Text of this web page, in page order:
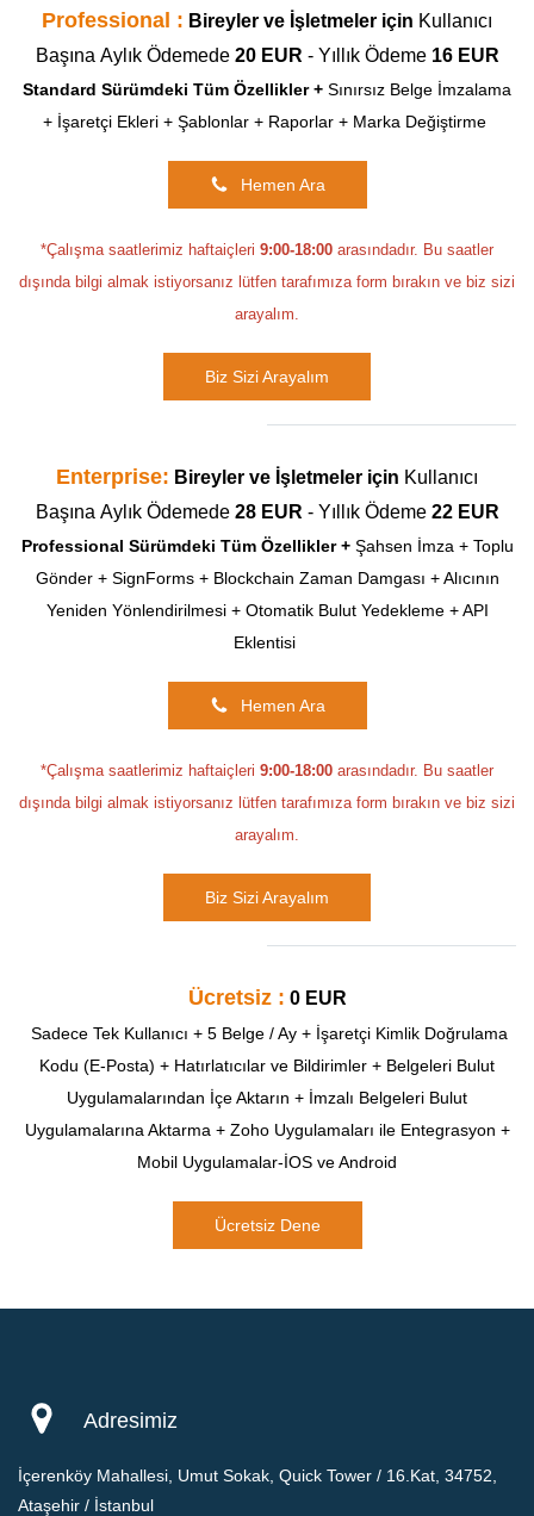
Professional : Bireyler ve İşletmeler için Kullanıcı
Başına Aylık Ödemede 20 EUR - Yıllık Ödeme 16 EUR
Standard Sürümdeki Tüm Özellikler+ Sınırsız Belge İmzalama
+ İşaretçi Ekleri + Şablonlar + Raporlar + Marka Değiştirme
Hemen Ara
*Çalışma saatlerimiz haftaiçleri 9:00-18:00 arasındadır. Bu saatler
dışında bilgi almak istiyorsanız lütfen tarafımıza form bırakın ve biz sizi
arayalım.
Biz Sizi Arayalım
Enterprise: Bireyler ve İşletmeler için Kullanıcı
Başına Aylık Ödemede 28 EUR - Yıllık Ödeme 22 EUR
Professional Sürümdeki Tüm Özellikler + Şahsen İmza + Toplu
Gönder + SignForms + Blockchain Zaman Damgası + Alıcının
Yeniden Yönlendirilmesi + Otomatik Bulut Yedekleme + API
Eklentisi
Hemen Ara
*Çalışma saatlerimiz haftaiçleri 9:00-18:00 arasındadır. Bu saatler
dışında bilgi almak istiyorsanız lütfen tarafımıza form bırakın ve biz sizi
arayalım.
Biz Sizi Arayalım
Ücretsiz : 0 EUR
Sadece Tek Kullanıcı + 5 Belge / Ay + İşaretçi Kimlik Doğrulama
Kodu (E-Posta) + Hatırlatıcılar ve Bildirimler + Belgeleri Bulut
Uygulamalarından İçe Aktarın + İmzalı Belgeleri Bulut
Uygulamalarına Aktarma + Zoho Uygulamaları ile Entegrasyon +
Mobil Uygulamalar-İOS ve Android
Ücretsiz Dene
Adresimiz
İçerenköy Mahallesi, Umut Sokak, Quick Tower / 16.Kat, 34752,
Ataşehir / İstanbul